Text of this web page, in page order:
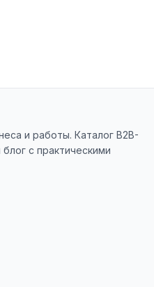
и работы. Каталог B2B-
с практическими